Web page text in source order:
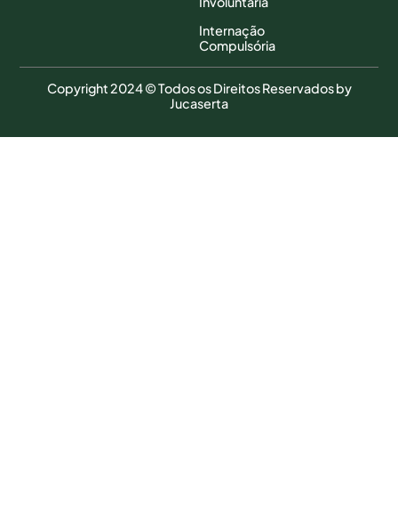
Internação
Compulsória
Copyright 2024 © Todos os Direitos Reservados by
Jucaserta